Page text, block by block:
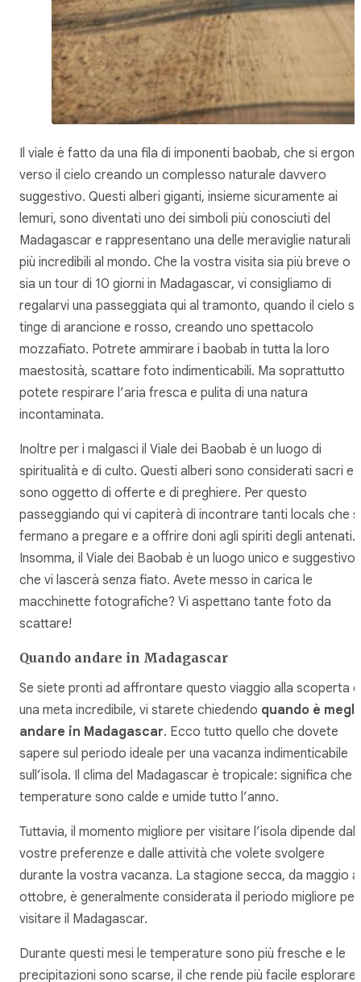
Il viale è fatto da una fila di imponenti baobab, che si
verso il cielo creando un complesso naturale davvero
suggestivo. Questi alberi giganti, insieme sicuramente ai
lemuri, sono diventati uno dei simboli più conosciuti del
Madagascar e rappresentano una delle meraviglie naturali
più incredibili al mondo. Che la vostra visita sia più breve o
sia un tour di 10 giorni in Madagascar, vi consigliamo di
regalarvi una passeggiata qui al tramonto, quando il cielo si
tinge di arancione e rosso, creando uno spettacolo
mozzafiato. Potrete ammirare i baobab in tutta la loro
maestosità, scattare foto indimenticabili. Ma soprattutto
potete respirare l’aria fresca e pulita di una natura
incontaminata.
Inoltre per i malgasci il Viale dei Baobab è un luogo di
spiritualità e di culto. Questi alberi sono considerati sacri e
sono oggetto di offerte e di preghiere. Per questo
passeggiando qui vi capiterà di incontrare tanti locals che si
fermano a pregare e a offrire doni agli spiriti degli antenati.
Insomma, il Viale dei Baobab è un luogo unico e suggestivo
che vi lascerà senza fiato. Avete messo in carica le
macchinette fotografiche? Vi aspettano tante foto da
scattare!
Quando andare in Madagascar
Se siete pronti ad affrontare questo viaggio alla scoperta
una meta incredibile, vi starete chiedendo quando è
andare in Madagascar. Ecco tutto quello che dovete
sapere sul periodo ideale per una vacanza indimenticabile
sull’isola. Il clima del Madagascar è tropicale: significa che
temperature sono calde e umide tutto l’anno.
Tuttavia, il momento migliore per visitare l’isola dipende
vostre preferenze e dalle attività che volete svolgere
durante la vostra vacanza. La stagione secca, da maggio a
ottobre, è generalmente considerata il periodo migliore per
visitare il Madagascar.
Durante questi mesi le temperature sono più fresche e le
precipitazioni sono scarse, il che rende più facile esplorare